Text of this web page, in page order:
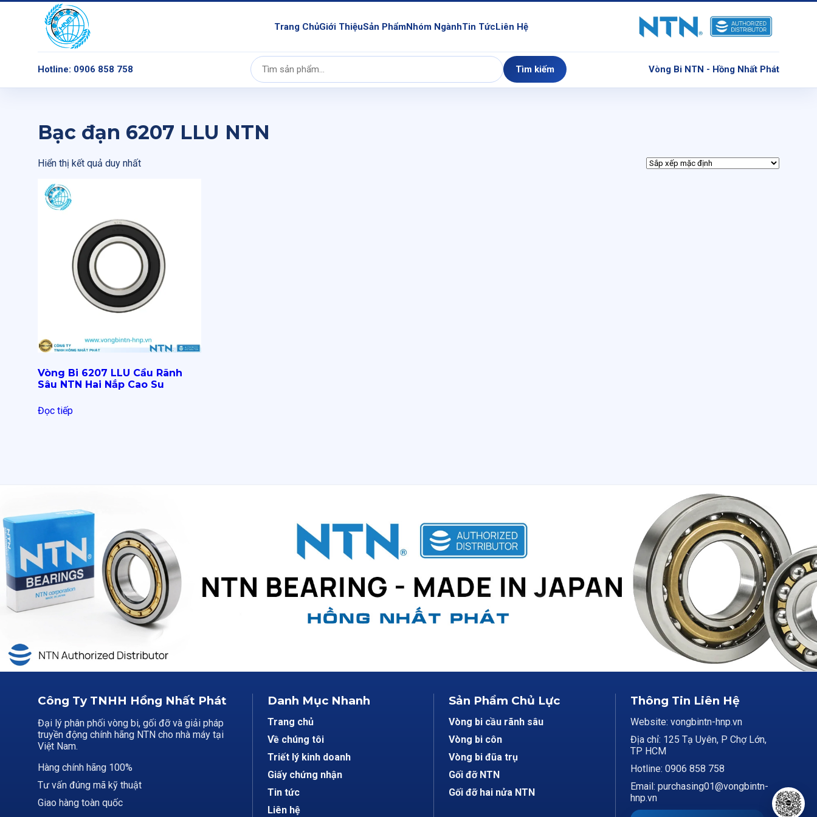
Trang ChủGiới ThiệuSản PhẩmNhóm NgànhTin TứcLiên Hệ
Hotline: 0906 858 758
Tìm
kiếm:
Tìm kiếm Vòng Bi NTN - Hồng Nhất Phát
Bạc đạn 6207 LLU NTN
Hiển thị kết quả duy nhất
Vòng Bi 6207 LLU Cầu Rãnh
Sâu NTN Hai Nắp Cao Su
Đọc tiếp
Công Ty TNHH Hồng Nhất Phát
Đại lý phân phối vòng bi, gối đỡ và giải pháp
truyền động chính hãng NTN cho nhà máy tại
Việt Nam.
Hàng chính hãng 100%
Tư vấn đúng mã kỹ thuật
Giao hàng toàn quốc
Danh Mục Nhanh
Trang chủ
Về chúng tôi
Triết lý kinh doanh
Giấy chứng nhận
Tin tức
Liên hệ
Sản Phẩm Chủ Lực
Vòng bi cầu rãnh sâu
Vòng bi côn
Vòng bi đũa trụ
Gối đỡ NTN
Gối đỡ hai nửa NTN
Thông Tin Liên Hệ
Website: vongbintn-hnp.vn
Địa chỉ: 125 Tạ Uyên, P Chợ Lớn,
TP HCM
Hotline: 0906 858 758
Email: purchasing01@vongbintn-
hnp.vn